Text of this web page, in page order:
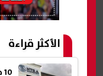
الأكثر قراءة